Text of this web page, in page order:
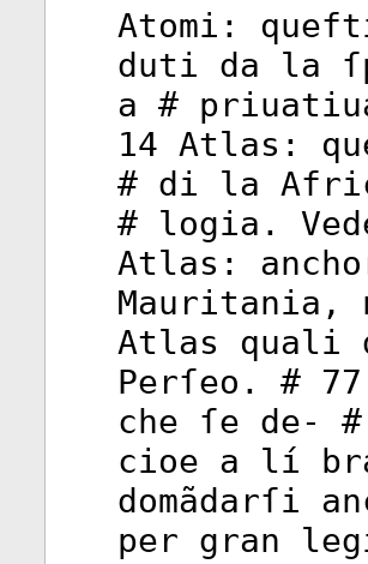
Atomi:
duti da la
a #
14 Atlas:
# di la
# logia.
Atlas:
Mauritania,
Atlas quali
Perſeo. #
che ſe de-
cioe a lí
domãdarſi
per gran